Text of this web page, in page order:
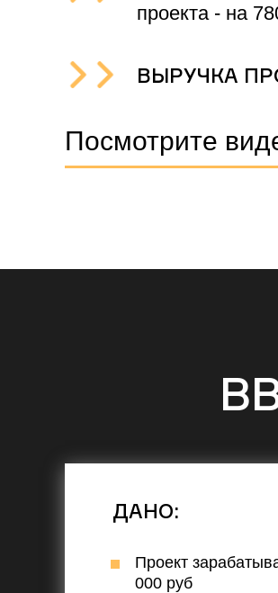
ВЫРУЧКА
Посмотрите
проекта - на
ДАНО:
Проект
000 руб